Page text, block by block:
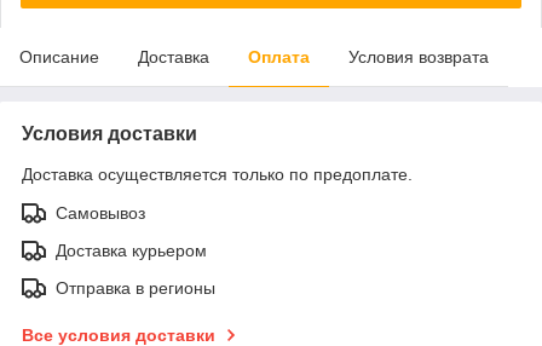
Описание Доставка Оплата Условия возврата
Условия доставки
Доставка осуществляется только по предоплате.
Самовывоз
Доставка курьером
Отправка в регионы
Все условия доставки